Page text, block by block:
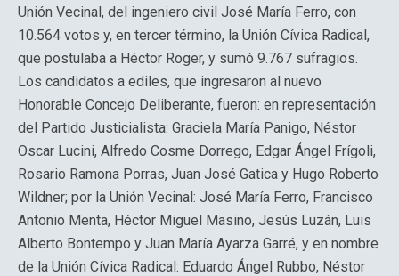
Unión Vecinal, del ingeniero civil José María Ferro, con
10.564 votos y, en tercer término, la Unión Cívica Radical,
que postulaba a Héctor Roger, y sumó 9.767 sufragios.
Los candidatos a ediles, que ingresaron al nuevo
Honorable Concejo Deliberante, fueron: en representación
del Partido Justicialista: Graciela María Panigo, Néstor
Oscar Lucini, Alfredo Cosme Dorrego, Edgar Ángel Frígoli,
Rosario Ramona Porras, Juan José Gatica y Hugo Roberto
Wildner; por la Unión Vecinal: José María Ferro, Francisco
Antonio Menta, Héctor Miguel Masino, Jesús Luzán, Luis
Alberto Bontempo y Juan María Ayarza Garré, y en nombre
de la Unión Cívica Radical: Eduardo Ángel Rubbo, Néstor